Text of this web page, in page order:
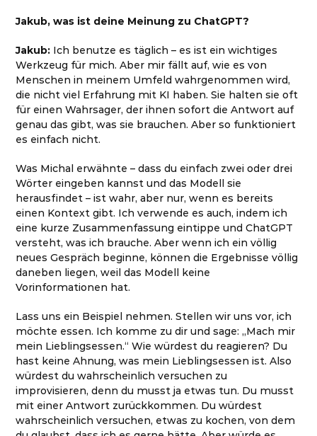
Jakub, was ist deine Meinung zu ChatGPT?
Jakub: Ich benutze es täglich – es ist ein wichtiges
Werkzeug für mich. Aber mir fällt auf, wie es von
Menschen in meinem Umfeld wahrgenommen wird,
die nicht viel Erfahrung mit KI haben. Sie halten sie oft
für einen Wahrsager, der ihnen sofort die Antwort auf
genau das gibt, was sie brauchen. Aber so funktioniert
es einfach nicht.
Was Michal erwähnte – dass du einfach zwei oder drei
Wörter eingeben kannst und das Modell sie
herausfindet – ist wahr, aber nur, wenn es bereits
einen Kontext gibt. Ich verwende es auch, indem ich
eine kurze Zusammenfassung eintippe und ChatGPT
versteht, was ich brauche. Aber wenn ich ein völlig
neues Gespräch beginne, können die Ergebnisse völlig
daneben liegen, weil das Modell keine
Vorinformationen hat.
Lass uns ein Beispiel nehmen. Stellen wir uns vor, ich
möchte essen. Ich komme zu dir und sage: „Mach mir
mein Lieblingsessen.“ Wie würdest du reagieren? Du
hast keine Ahnung, was mein Lieblingsessen ist. Also
würdest du wahrscheinlich versuchen zu
improvisieren, denn du musst ja etwas tun. Du musst
mit einer Antwort zurückkommen. Du würdest
wahrscheinlich versuchen, etwas zu kochen, von dem